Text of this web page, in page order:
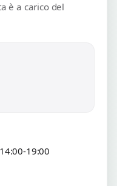
è a carico del
19:00